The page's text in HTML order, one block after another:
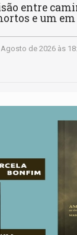
entre
e um
de 2026 às